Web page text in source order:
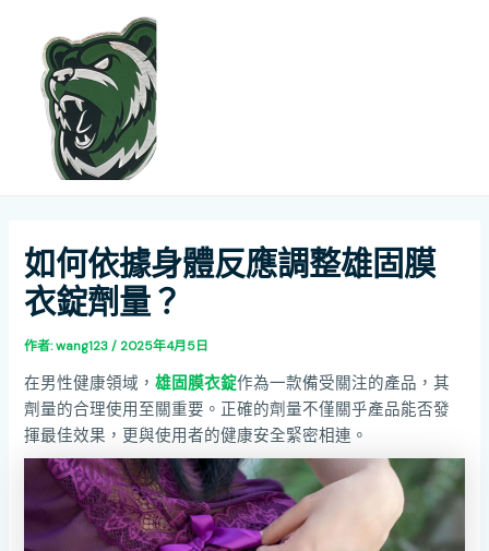
如何依據身體反應調整雄固膜
衣錠劑量？​
作者:wang123/2025年4月5日
在男性健康領域，雄固膜衣錠作為一款備受關注的產品，其
劑量的合理使用至關重要。正確的劑量不僅關乎產品能否發
揮最佳效果，更與使用者的健康安全緊密相連。
navigation